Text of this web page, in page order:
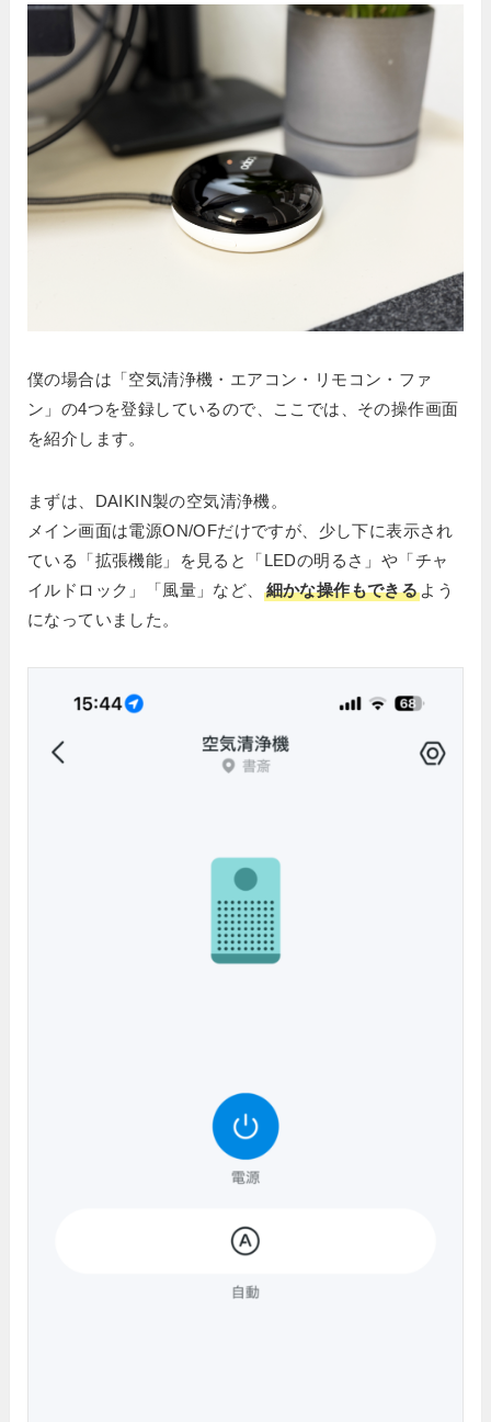
僕の場合は「空気清浄機・エアコン・リモコン・ファ
ン」の4つを登録しているので、ここでは、その操作画面
を紹介します。
まずは、DAIKIN製の空気清浄機。
メイン画面は電源ON/OFだけですが、少し下に表示され
ている「拡張機能」を見ると「LEDの明るさ」や「チャ
イルドロック」「風量」など、
細かな操作もできる よう
になっていました。